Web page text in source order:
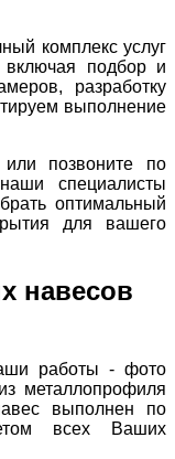
комплекс услуг
включая подбор и
разработку
выполнение
позвоните по
специалисты
оптимальный
для вашего
навесов
работы - фото
металлопрофиля
выполнен по
всех Ваших